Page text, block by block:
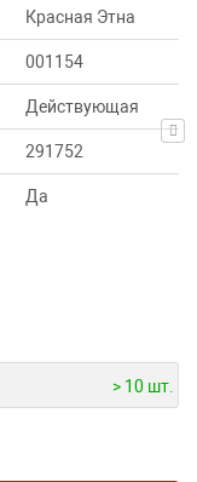
Красная Этна
001154
Действующая
291752
Да
> 10 шт.